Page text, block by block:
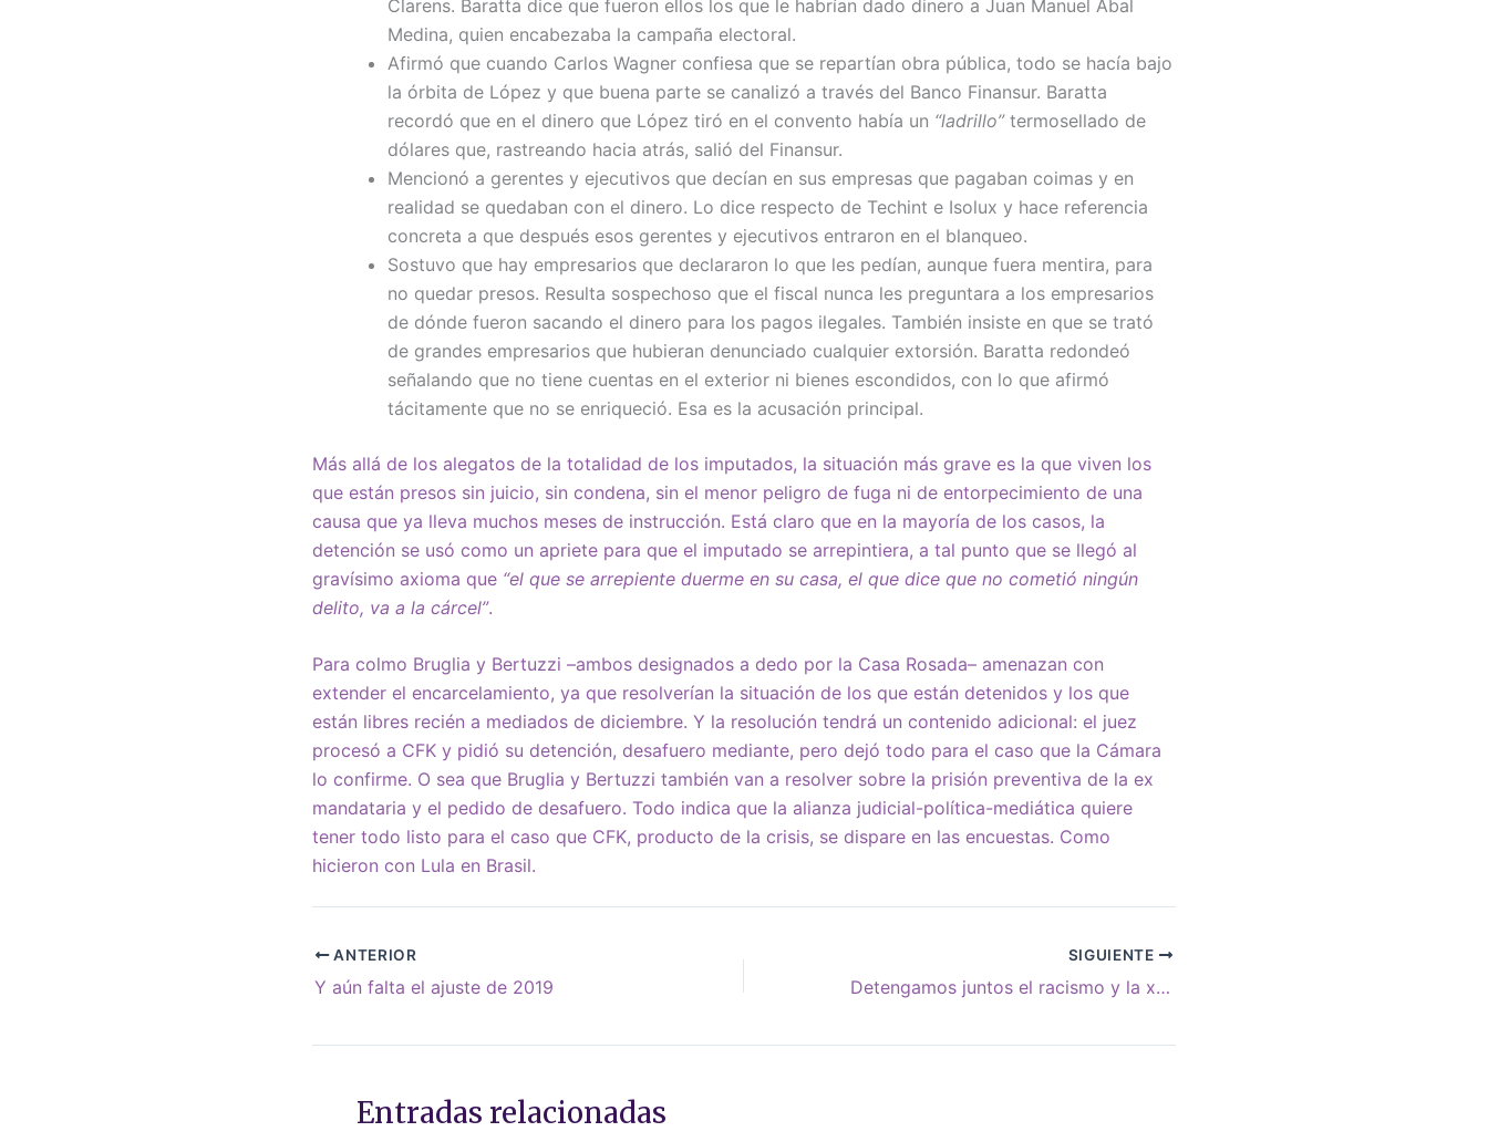
Clarens. Baratta dice que fueron ellos los que le habrían dado dinero a Juan Manuel Abal
Medina, quien encabezaba la campaña electoral.
Afirmó que cuando Carlos Wagner confiesa que se repartían obra pública, todo se hacía bajo
la órbita de López y que buena parte se canalizó a través del Banco Finansur. Baratta
recordó que en el dinero que López tiró en el convento había un “ladrillo”termosellado de
dólares que, rastreando hacia atrás, salió del Finansur.
Mencionó a gerentes y ejecutivos que decían en sus empresas que pagaban coimas y en
realidad se quedaban con el dinero. Lo dice respecto de Techint e Isolux y hace referencia
concreta a que después esos gerentes y ejecutivos entraron en el blanqueo.
Sostuvo que hay empresarios que declararon lo que les pedían, aunque fuera mentira, para
no quedar presos. Resulta sospechoso que el fiscal nunca les preguntara a los empresarios
de dónde fueron sacando el dinero para los pagos ilegales. También insiste en que se trató
de grandes empresarios que hubieran denunciado cualquier extorsión. Baratta redondeó
señalando que no tiene cuentas en el exterior ni bienes escondidos, con lo que afirmó
tácitamente que no se enriqueció. Esa es la acusación principal.
Más allá de los alegatos de la totalidad de los imputados, la situación más grave es la que viven los
que están presos sin juicio, sin condena, sin el menor peligro de fuga ni de entorpecimiento de una
causa que ya lleva muchos meses de instrucción. Está claro que en la mayoría de los casos, la
detención se usó como un apriete para que el imputado se arrepintiera, a tal punto que se llegó al
gravísimo axioma que “el que se arrepiente duerme en su casa, el que dice que no cometió ningún
delito, va a la cárcel”.
Para colmo Bruglia y Bertuzzi –ambos designados a dedo por la Casa Rosada– amenazan con
extender el encarcelamiento, ya que resolverían la situación de los que están detenidos y los que
están libres recién a mediados de diciembre. Y la resolución tendrá un contenido adicional: el juez
procesó a CFK y pidió su detención, desafuero mediante, pero dejó todo para el caso que la Cámara
lo confirme. O sea que Bruglia y Bertuzzi también van a resolver sobre la prisión preventiva de la ex
mandataria y el pedido de desafuero. Todo indica que la alianza judicial-política-mediática quiere
tener todo listo para el caso que CFK, producto de la crisis, se dispare en las encuestas. Como
hicieron con Lula en Brasil.
ANTERIOR
Y aún falta el ajuste de 2019
SIGUIENTE
Detengamos juntos el racismo y la xenofobia
Entradas relacionadas